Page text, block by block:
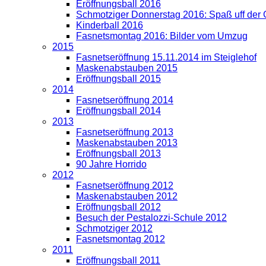
Eröffnungsball 2016
Schmotziger Donnerstag 2016: Spaß uff der
Kinderball 2016
Fasnetsmontag 2016: Bilder vom Umzug
2015
Fasnetseröffnung 15.11.2014 im Steiglehof
Maskenabstauben 2015
Eröffnungsball 2015
2014
Fasnetseröffnung 2014
Eröffnungsball 2014
2013
Fasnetseröffnung 2013
Maskenabstauben 2013
Eröffnungsball 2013
90 Jahre Horrido
2012
Fasnetseröffnung 2012
Maskenabstauben 2012
Eröffnungsball 2012
Besuch der Pestalozzi-Schule 2012
Schmotziger 2012
Fasnetsmontag 2012
2011
Eröffnungsball 2011